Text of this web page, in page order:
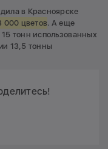
в Красноярске
000 цветов. А еще
тонн использованных
13,5 тонны